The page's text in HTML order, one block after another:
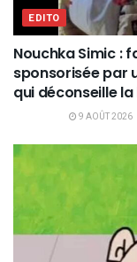
EDITO
Nouchka Simic :
sponsorisée par
qui déconseille
9 AOÛT 2026